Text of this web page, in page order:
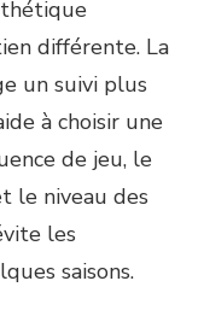
différente. La
un suivi plus
à choisir une
de jeu, le
le niveau des
les
saisons.